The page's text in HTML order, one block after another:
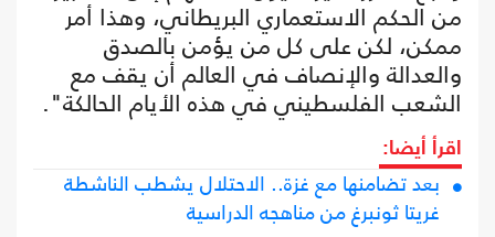
من الحكم الاستعماري البريطاني، وهذا أمر
ممكن، لكن على كل من يؤمن بالصدق
والعدالة والإنصاف في العالم أن يقف مع
الشعب الفلسطيني في هذه الأيام الحالكة".
اقرأ أيضا:
بعد تضامنها مع غزة.. الاحتلال يشطب الناشطة
غريتا ثونبرغ من مناهجه الدراسية